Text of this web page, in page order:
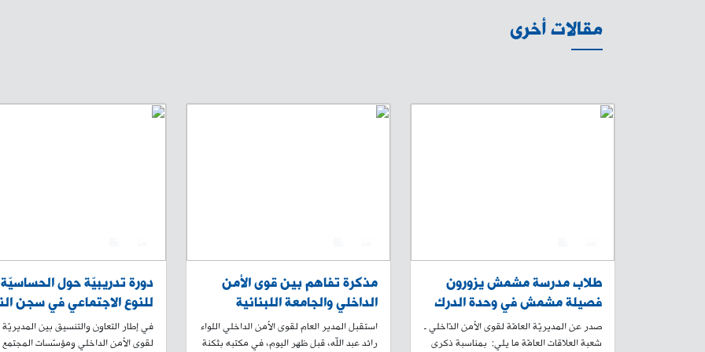
مقالات أخرى
طلاب مدرسة مشمش يزورون
فصيلة مشمش في وحدة الدرك
الإقليمي بمناسبة ذكرى تأسيس
قوى الأمن الداخلي 165
صدر عن المديريّة العامّة لقوى الأمن الدّاخلي ـ
شعبة العلاقات العامّة ما يلي: بمناسبة ذكرى
مذكرة تفاهم بين قوى الأمن
الداخلي والجامعة اللبنانية
الفرنسية
استقبل المدير العام لقوى الأمن الداخلي اللواء
رائد عبد الله، قبل ظهر اليوم، في مكتبه بثكنة
دورة تدريبيّة حول الحساسيّة
للنوع الاجتماعي في سجن
في طرابلس بالتعاون بين
الأمن الداخلي وجمعيّة دار
في إطار التعاون والتنسيق بين المديريّة
لقوى الأمن الداخلي ومؤسّسات المجتمع